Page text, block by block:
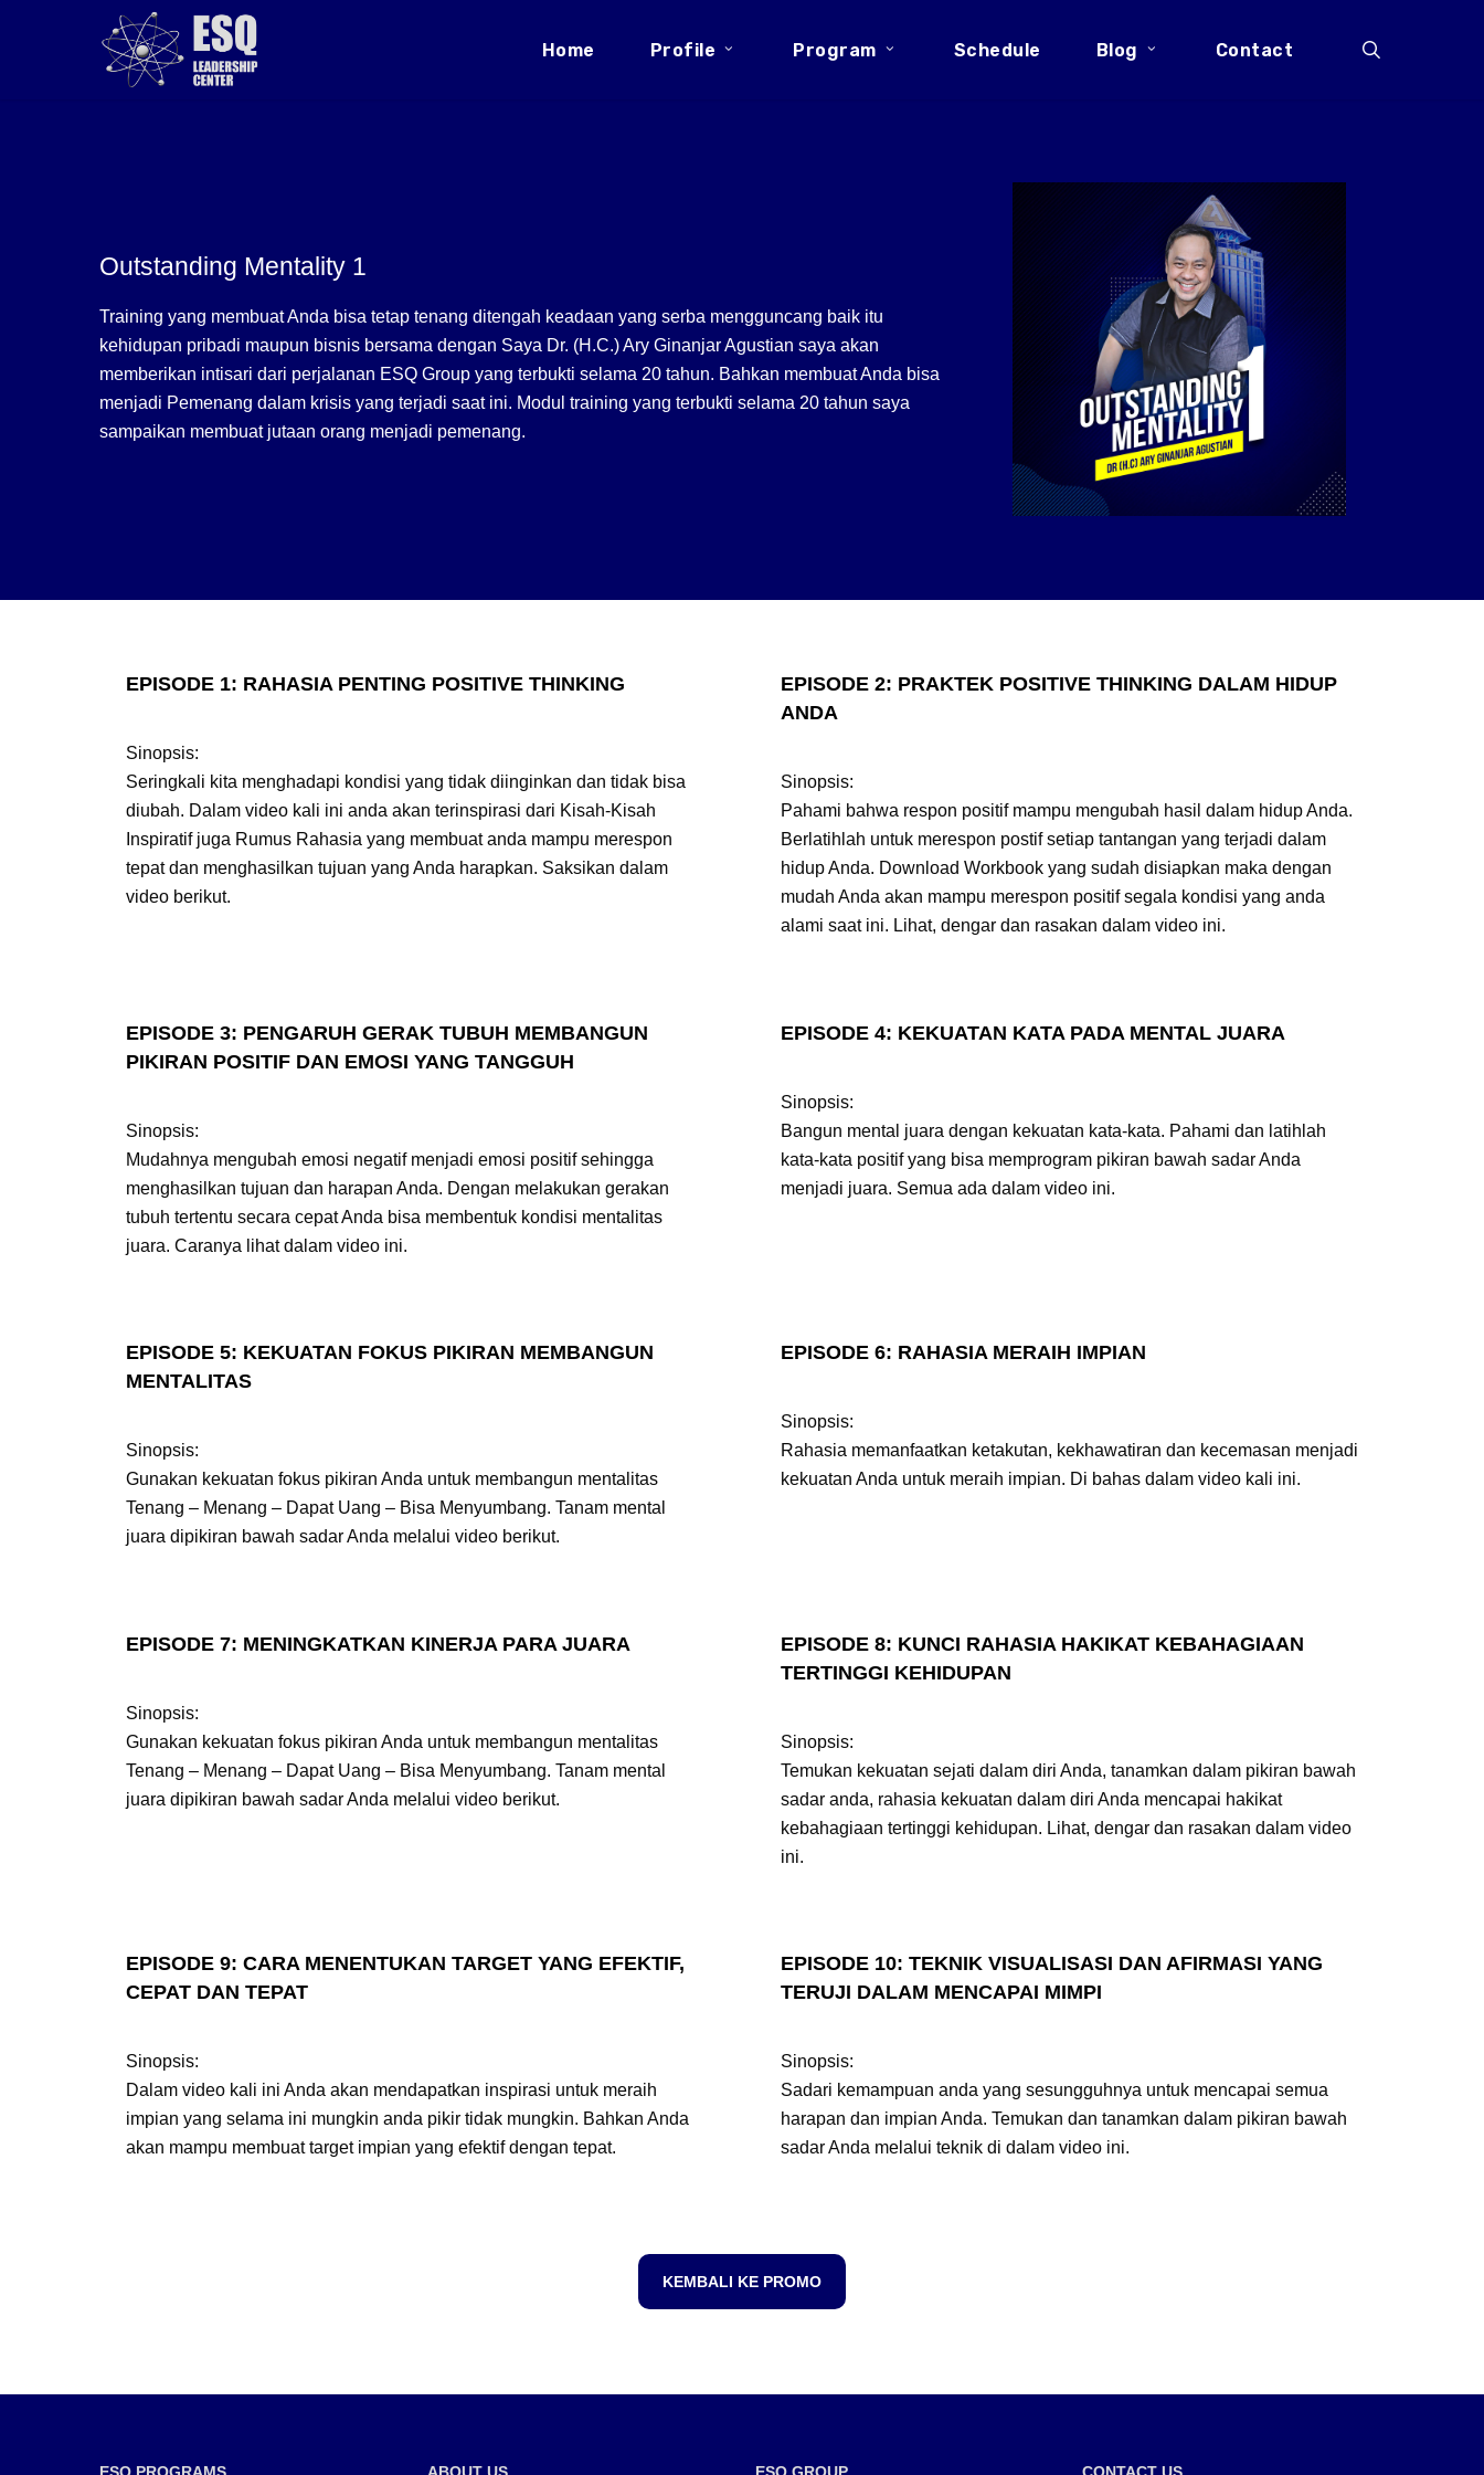
Home Profile Program Schedule Blog Contact
Outstanding Mentality 1
Training yang membuat Anda bisa tetap tenang ditengah keadaan yang serba mengguncang baik itu
kehidupan pribadi maupun bisnis bersama dengan Saya Dr. (H.C.) Ary Ginanjar Agustian saya akan
memberikan intisari dari perjalanan ESQ Group yang terbukti selama 20 tahun. Bahkan membuat Anda bisa
menjadi Pemenang dalam krisis yang terjadi saat ini. Modul training yang terbukti selama 20 tahun saya
sampaikan membuat jutaan orang menjadi pemenang.
EPISODE 1: RAHASIA PENTING POSITIVE THINKING
Sinopsis:
Seringkali kita menghadapi kondisi yang tidak diinginkan dan tidak bisa
diubah. Dalam video kali ini anda akan terinspirasi dari Kisah-Kisah
Inspiratif juga Rumus Rahasia yang membuat anda mampu merespon
tepat dan menghasilkan tujuan yang Anda harapkan. Saksikan dalam
video berikut.
EPISODE 2: PRAKTEK POSITIVE THINKING DALAM HIDUP
ANDA
Sinopsis:
Pahami bahwa respon positif mampu mengubah hasil dalam hidup Anda.
Berlatihlah untuk merespon postif setiap tantangan yang terjadi dalam
hidup Anda. Download Workbook yang sudah disiapkan maka dengan
mudah Anda akan mampu merespon positif segala kondisi yang anda
alami saat ini. Lihat, dengar dan rasakan dalam video ini.
EPISODE 3: PENGARUH GERAK TUBUH MEMBANGUN
PIKIRAN POSITIF DAN EMOSI YANG TANGGUH
Sinopsis:
Mudahnya mengubah emosi negatif menjadi emosi positif sehingga
menghasilkan tujuan dan harapan Anda. Dengan melakukan gerakan
tubuh tertentu secara cepat Anda bisa membentuk kondisi mentalitas
juara. Caranya lihat dalam video ini.
EPISODE 4: KEKUATAN KATA PADA MENTAL JUARA
Sinopsis:
Bangun mental juara dengan kekuatan kata-kata. Pahami dan latihlah
kata-kata positif yang bisa memprogram pikiran bawah sadar Anda
menjadi juara. Semua ada dalam video ini.
EPISODE 5: KEKUATAN FOKUS PIKIRAN MEMBANGUN
MENTALITAS
Sinopsis:
Gunakan kekuatan fokus pikiran Anda untuk membangun mentalitas
Tenang – Menang – Dapat Uang – Bisa Menyumbang. Tanam mental
juara dipikiran bawah sadar Anda melalui video berikut.
EPISODE 6: RAHASIA MERAIH IMPIAN
Sinopsis:
Rahasia memanfaatkan ketakutan, kekhawatiran dan kecemasan menjadi
kekuatan Anda untuk meraih impian. Di bahas dalam video kali ini.
EPISODE 7: MENINGKATKAN KINERJA PARA JUARA
Sinopsis:
Gunakan kekuatan fokus pikiran Anda untuk membangun mentalitas
Tenang – Menang – Dapat Uang – Bisa Menyumbang. Tanam mental
juara dipikiran bawah sadar Anda melalui video berikut.
EPISODE 8: KUNCI RAHASIA HAKIKAT KEBAHAGIAAN
TERTINGGI KEHIDUPAN
Sinopsis:
Temukan kekuatan sejati dalam diri Anda, tanamkan dalam pikiran bawah
sadar anda, rahasia kekuatan dalam diri Anda mencapai hakikat
kebahagiaan tertinggi kehidupan. Lihat, dengar dan rasakan dalam video
ini.
EPISODE 9: CARA MENENTUKAN TARGET YANG EFEKTIF,
CEPAT DAN TEPAT
Sinopsis:
Dalam video kali ini Anda akan mendapatkan inspirasi untuk meraih
impian yang selama ini mungkin anda pikir tidak mungkin. Bahkan Anda
akan mampu membuat target impian yang efektif dengan tepat.
EPISODE 10: TEKNIK VISUALISASI DAN AFIRMASI YANG
TERUJI DALAM MENCAPAI MIMPI
Sinopsis:
Sadari kemampuan anda yang sesungguhnya untuk mencapai semua
harapan dan impian Anda. Temukan dan tanamkan dalam pikiran bawah
sadar Anda melalui teknik di dalam video ini.
KEMBALI KE PROMO